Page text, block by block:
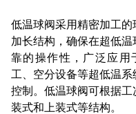
低温球阀采用精密加工
加长结构，确保在超低
靠的操作性，广泛应用
工、空分设备等超低温
控制。低温球阀可根据
装式和上装式等结构。